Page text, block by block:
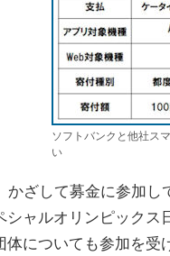
ソフトバンクと他社ス
い
ざして募金に参加し
シャルオリンピックス
体についても参加を